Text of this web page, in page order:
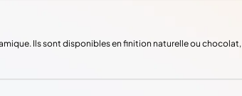
Ils sont disponibles en finition naturelle ou chocolat,